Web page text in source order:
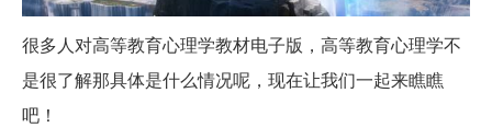
很多人对高等教育心理学教材电子版，高等教育心理学不
是很了解那具体是什么情况呢，现在让我们一起来瞧瞧
吧！